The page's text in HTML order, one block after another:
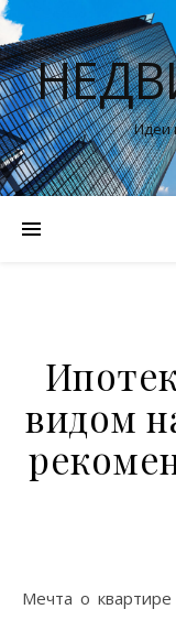
Идеи
видом
Мечта о квартире с видом на море — это не просто